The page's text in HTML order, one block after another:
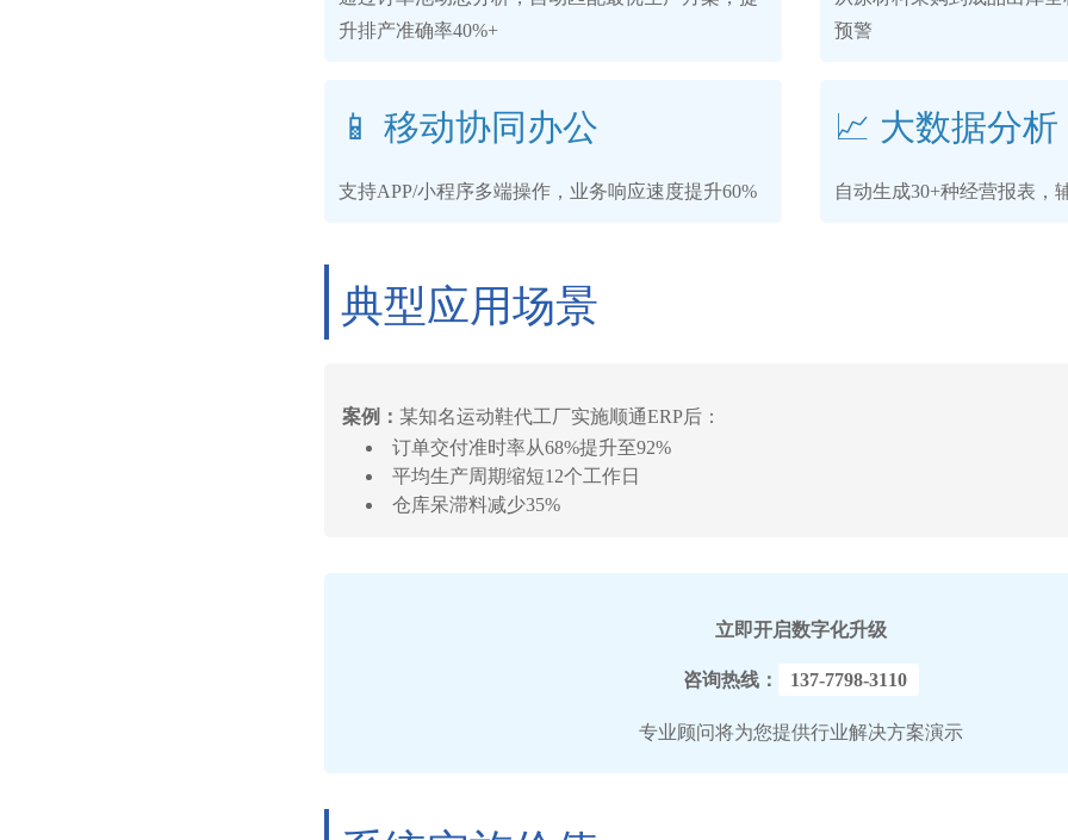
升排产准确率40%+
预警
📱 移动协同办公
支持APP/小程序多端操作，业务响应速度提升60%
📈 大数据分析
自动生成30+种经营报表，
典型应用场景
案例： 某知名运动鞋代工厂实施顺通ERP后：
订单交付准时率从68%提升至92%
平均生产周期缩短12个工作日
仓库呆滞料减少35%
立即开启数字化升级
咨询热线： 137-7798-3110
专业顾问将为您提供行业解决方案演示